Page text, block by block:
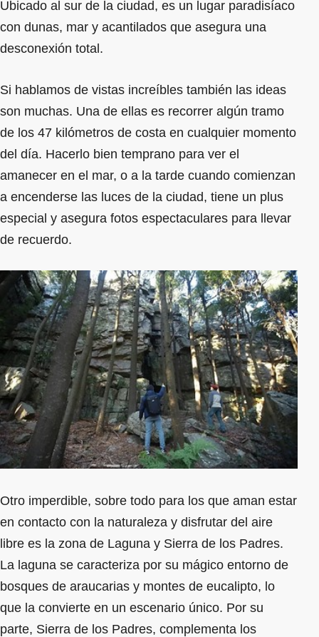
Ubicado al sur de la ciudad, es un lugar paradisíaco
con dunas, mar y acantilados que asegura una
desconexión total.
Si hablamos de vistas increíbles también las ideas
son muchas. Una de ellas es recorrer algún tramo
de los 47 kilómetros de costa en cualquier momento
del día. Hacerlo bien temprano para ver el
amanecer en el mar, o a la tarde cuando comienzan
a encenderse las luces de la ciudad, tiene un plus
especial y asegura fotos espectaculares para llevar
de recuerdo.
Otro imperdible, sobre todo para los que aman estar
en contacto con la naturaleza y disfrutar del aire
libre es la zona de Laguna y Sierra de los Padres.
La laguna se caracteriza por su mágico entorno de
bosques de araucarias y montes de eucalipto, lo
que la convierte en un escenario único. Por su
parte, Sierra de los Padres, complementa los